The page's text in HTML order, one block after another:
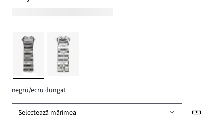
negru/ecru dungat
Selectează mărimea